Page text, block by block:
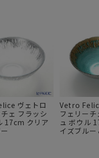
ヴェトロ
ェ フラッシ
17cm クリア
Vetro
フェリー
ュ ボウル
イズブル